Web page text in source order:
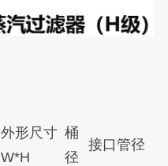
外形尺寸
W*H
桶
径
接口管径